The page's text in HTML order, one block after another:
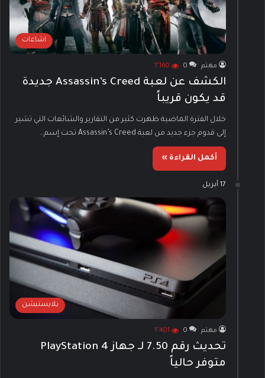
اشاعات
مهتم 0 1٬160
الكشف عن لعبة Assassin’s Creed جديدة
قد يكون قريباً
خلال الفترة الماضية ظهرت كثير من التقارير والشائعات التي تشير
إلى قدوم جزء جديد من لعبة Assassin’s Creed تحت إسم…
أكمل القراءة »
17 أبريل
بلايستيشن
مهتم 0 1٬401
تحديث رقم 7.50 لـ جهاز PlayStation 4
متوفر حالياً